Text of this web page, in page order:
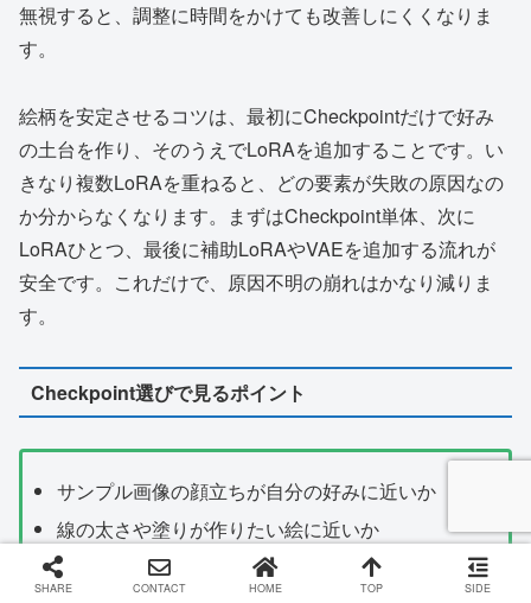
無視すると、調整に時間をかけても改善しにくくなりま
す。
絵柄を安定させるコツは、最初にCheckpointだけで好み
の土台を作り、そのうえでLoRAを追加することです。い
きなり複数LoRAを重ねると、どの要素が失敗の原因なの
か分からなくなります。まずはCheckpoint単体、次に
LoRAひとつ、最後に補助LoRAやVAEを追加する流れが
安全です。これだけで、原因不明の崩れはかなり減りま
す。
Checkpoint選びで見るポイント
サンプル画像の顔立ちが自分の好みに近いか
線の太さや塗りが作りたい絵に近いか
背景まで描き込むモデルか、キャラ中心のモデル
SHARE CONTACT HOME TOP SIDE